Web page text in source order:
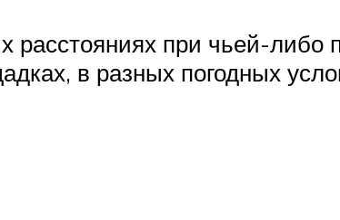
расстояниях при чьей-либо
в разных погодных